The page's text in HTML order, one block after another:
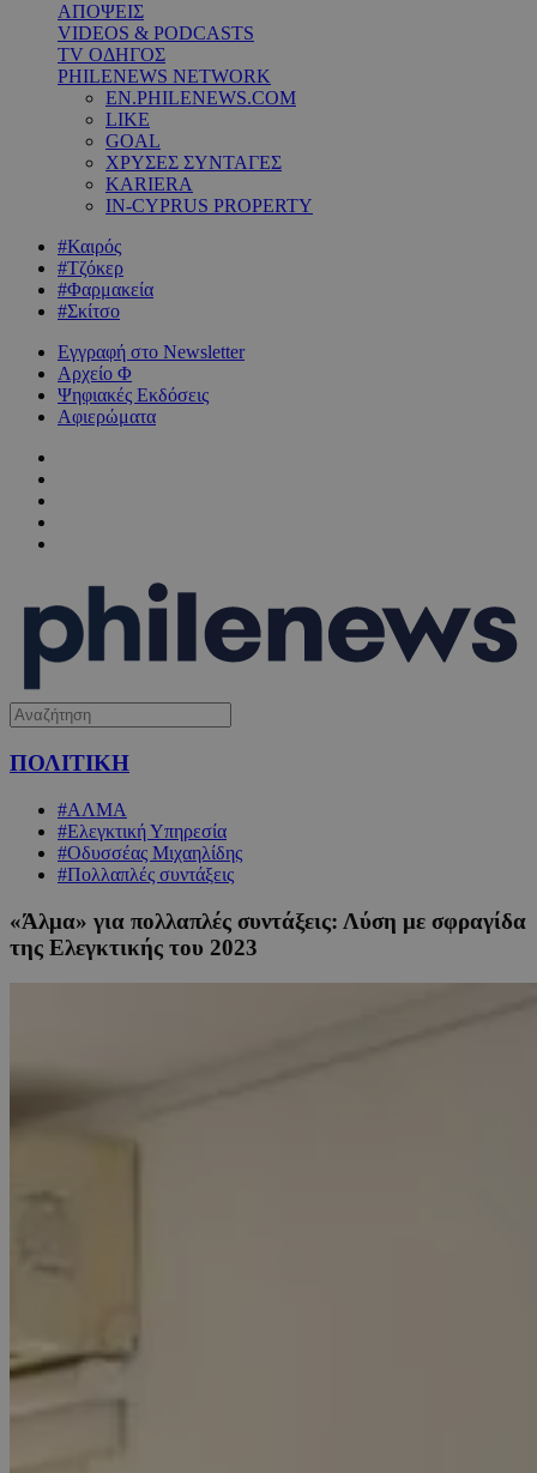
ΑΠΟΨΕΙΣ
VIDEOS & PODCASTS
TV ΟΔΗΓΟΣ
PHILENEWS NETWORK
EN.PHILENEWS.COM
LIKE
GOAL
ΧΡΥΣΕΣ ΣΥΝΤΑΓΕΣ
KARIERA
IN-CYPRUS PROPERTY
#Καιρός
#Τζόκερ
#Φαρμακεία
#Σκίτσο
Εγγραφή στο Newsletter
Αρχείο Φ
Ψηφιακές Εκδόσεις
Αφιερώματα
ΠΟΛΙΤΙΚΗ
#ΑΛΜΑ
#Ελεγκτική Υπηρεσία
#Οδυσσέας Μιχαηλίδης
#Πολλαπλές συντάξεις
«Άλμα» για πολλαπλές συντάξεις: Λύση με σφραγίδα
της Ελεγκτικής του 2023